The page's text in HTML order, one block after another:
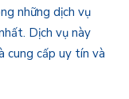
những dịch vụ
Dịch vụ này
cung cấp uy tín và